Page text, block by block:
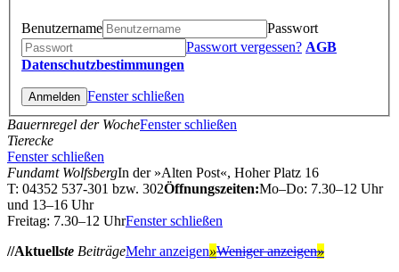
Benutzername
Passwort
Passwort vergessen? AGB
Datenschutzbestimmungen
Fenster schließen
Bauernregel der WocheFenster schließen
Tierecke
Fenster schließen
Fundamt WolfsbergIn der »Alten Post«, Hoher Platz 16
T: 04352 537-301 bzw. 302Öffnungszeiten:Mo–Do: 7.30–12 Uhr
und 13–16 Uhr
Freitag: 7.30–12 UhrFenster schließen
//Aktuellste BeiträgeMehr anzeigen»Weniger anzeigen»